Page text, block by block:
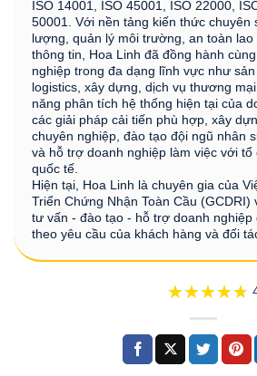
ISO 14001, ISO 45001, ISO 22000,
50001. Với nền tảng kiến thức chuyên
lượng, quản lý môi trường, an toàn lao
thông tin, Hoa Linh đã đồng hành
nghiệp trong đa dạng lĩnh vực như
logistics, xây dựng, dịch vụ thương
năng phân tích hệ thống hiện tại của
các giải pháp cải tiến phù hợp, xây
chuyên nghiệp, đào tạo đội ngũ nhân
và hỗ trợ doanh nghiệp làm việc với
quốc tế.
Hiện tại, Hoa Linh là chuyên gia của
Triển Chứng Nhận Toàn Cầu
tư vấn - đào tạo - hỗ trợ doanh nghiệp
theo yêu cầu của khách hàng và đối
★★★★★
★★★★★